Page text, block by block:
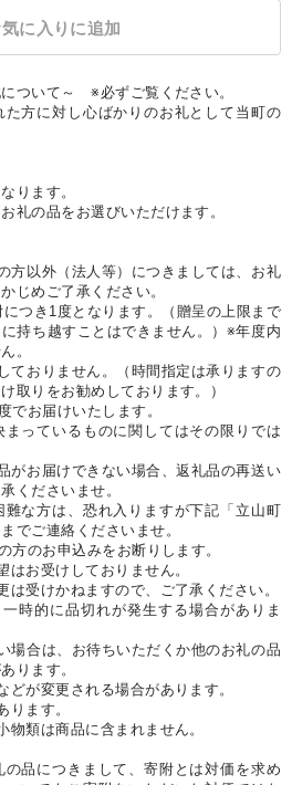
に入りに追加
ついて～ ※必ずご覧ください。
方に対し心ばかりのお礼として当町の
ります。
礼の品をお選びいただけます。
方以外（法人等）につきましては、お礼
じめご了承ください。
つき1度となります。（贈呈の上限まで
持ち越すことはできません。）※年度内
。
ておりません。（時間指定は承りますの
取りをお勧めしております。）
でお届けいたします。
まっているものに関してはその限りでは
がお届けできない場合、返礼品の再送い
くださいませ。
な方は、恐れ入りますが下記「立山町
でご連絡くださいませ。
方のお申込みをお断りします。
お受けしておりません。
は受けかねますので、ご了承ください。
時的に品切れが発生する場合がありま
場合は、お待ちいただくか他のお礼の品
ります。
が変更される場合があります。
ります。
類は商品に含まれません。
品につきまして、寄附とは対価を求め